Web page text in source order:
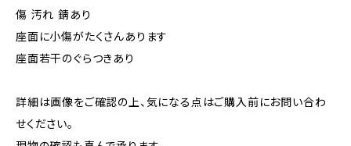
傷 汚れ 錆あり
座面に小傷がたくさんあります
座面若干のぐらつきあり
詳細は画像をご確認の上、気になる点はご購入前にお問い合わ
せください。